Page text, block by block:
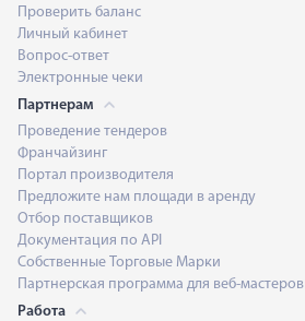
Проверить баланс
Личный кабинет
Вопрос-ответ
Электронные чеки
Партнерам
Проведение тендеров
Франчайзинг
Портал производителя
Предложите нам площади в аренду
Отбор поставщиков
Документация по API
Собственные Торговые Марки
Партнерская программа для веб-мастеров
Работа